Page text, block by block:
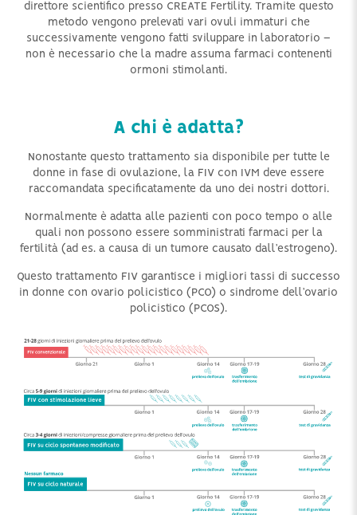
direttore scientifico presso CREATE Fertility. Tramite questo
metodo vengono prelevati vari ovuli immaturi che
successivamente vengono fatti sviluppare in laboratorio –
non è necessario che la madre assuma farmaci contenenti
ormoni stimolanti.
A chi è adatta?
Nonostante questo trattamento sia disponibile per tutte le
donne in fase di ovulazione, la FIV con IVM deve essere
raccomandata specificatamente da uno dei nostri dottori.
Normalmente è adatta alle pazienti con poco tempo o alle
quali non possono essere somministrati farmaci per la
fertilità (ad es. a causa di un tumore causato dall’estrogeno).
Questo trattamento FIV garantisce i migliori tassi di successo
in donne con ovario policistico (PCO) o sindrome dell’ovario
policistico (PCOS).